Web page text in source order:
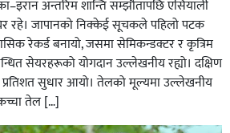
अन्तरिम शान्ति सम्झौतापछि एसियाली
रहे। जापानको निक्केई सूचकले पहिलो पटक
रेकर्ड बनायो, जसमा सेमिकन्डक्टर र कृत्रिम
सेयरहरूको योगदान उल्लेखनीय रह्यो। दक्षिण
प्रतिशत सुधार आयो। तेलको मूल्यमा उल्लेखनीय
तेल […]